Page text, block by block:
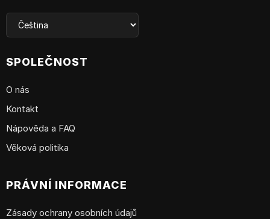
SPOLEČNOST
O nás
Kontakt
Nápověda a FAQ
Věková politika
PRÁVNÍ INFORMACE
Zásady ochrany osobních údajů